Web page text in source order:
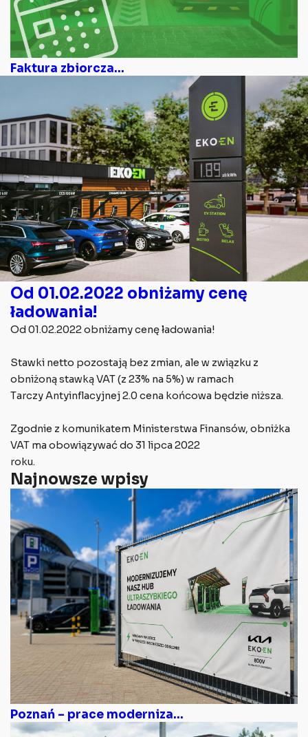
Faktura zbiorcza...
Od 01.02.2022 obniżamy cenę
ładowania!
Od 01.02.2022 obniżamy cenę ładowania!
Stawki netto pozostają bez zmian, ale w związku z
obniżoną stawką VAT (z 23% na 5%) w ramach
Tarczy Antyinflacyjnej 2.0 cena końcowa będzie niższa.
Zgodnie z komunikatem Ministerstwa Finansów, obniżka
VAT ma obowiązywać do 31 lipca 2022
roku.
Najnowsze wpisy
Poznań – prace moderniza...